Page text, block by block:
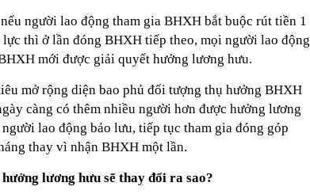
người lao động tham gia BHXH bắt buộc rút tiền 1
thì ở lần đóng BHXH tiếp theo, mọi người lao động
mới được giải quyết hưởng lương hưu.
mở rộng diện bao phủ đối tượng thụ hưởng BHXH
càng có thêm nhiều người hơn được hưởng lương
lao động bảo lưu, tiếp tục tham gia đóng góp
thay vì nhận BHXH một lần.
lương hưu sẽ thay đổi ra sao?